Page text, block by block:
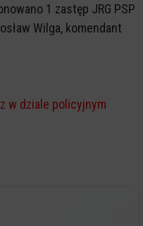
1 zastęp JRG PSP
Wilga, komendant
w dziale policyjnym